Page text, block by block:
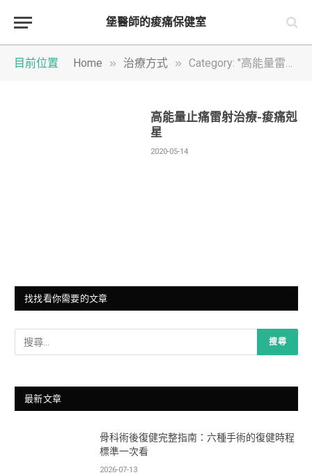
堡醫師的痠痛保健室
目前位置 Home » 治療方式 » Category: "高能量雷射"
高能量止痛雷射治療-痠痛剋
星
2020-05-14
找找看你需要的文章
最新文章
骨科術後復健完整指南：六種手術的復健時程
標準一次看
2026-07-13